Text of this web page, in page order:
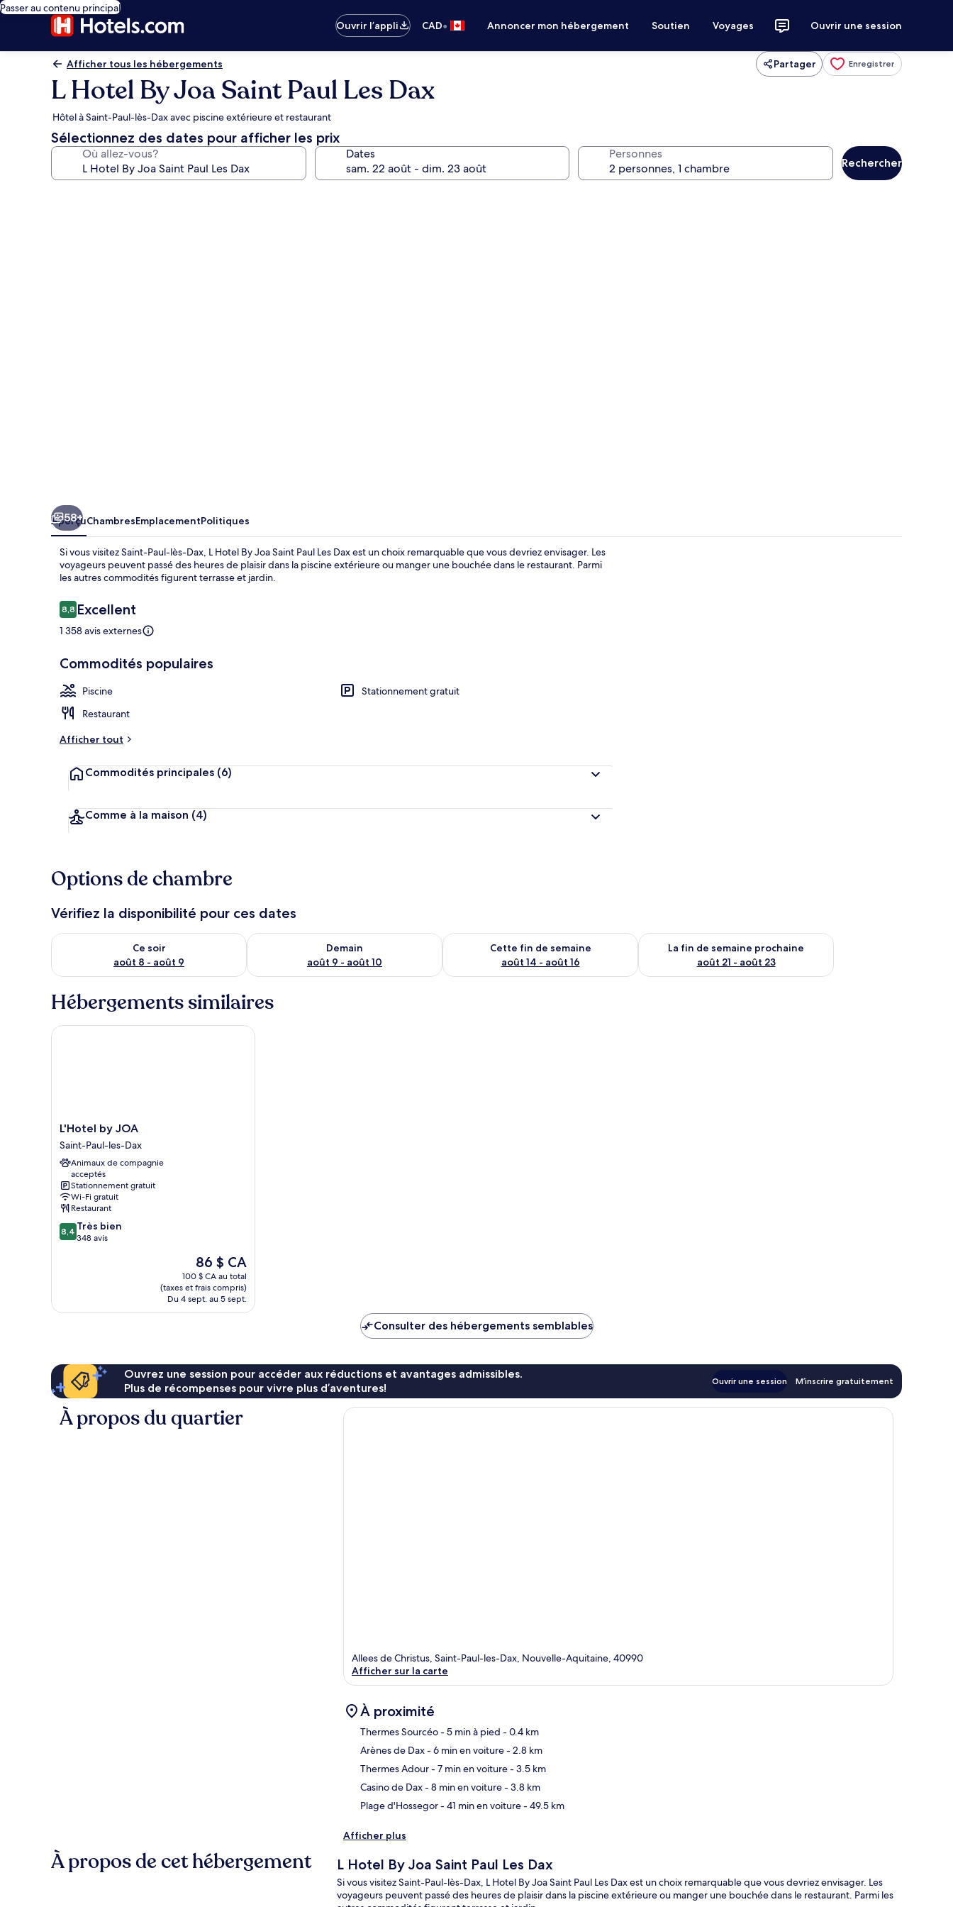
Passer au contenu principal
Ouvrir l’appli
CAD• Annoncer mon hébergement Soutien Voyages Ouvrir une session
Afficher tous les hébergements Partager Enregistrer
L Hotel By Joa Saint Paul Les Dax
Hôtel à Saint-Paul-lès-Dax avec piscine extérieure et restaurant
Sélectionnez des dates pour afficher les prix
Où allez-vous? Dates Personnes
Rechercher
58+
AperçuChambresEmplacementPolitiques
Si vous visitez Saint-Paul-lès-Dax, L Hotel By Joa Saint Paul Les Dax est un choix remarquable que vous devriez envisager. Les
voyageurs peuvent passé des heures de plaisir dans la piscine extérieure ou manger une bouchée dans le restaurant. Parmi
les autres commodités figurent terrasse et jardin.
Avis
8,88,8 sur 10 –
Excellent
1 358 avis externes
Commodités populaires
Piscine
Stationnement gratuit
Restaurant
Afficher tout
Commodités principales (6)
Comme à la maison (4)
Options de chambre
Vérifiez la disponibilité pour ces dates
Ce soir
août 8 - août 9
Vérifier la disponibilité pour ce soir août 8 - août 9
Demain
août 9 - août 10
Vérifier la disponibilité pour demain août 9 - août 10
Cette fin de semaine
août 14 - août 16
Vérifier la disponibilité pour cette fin de semaine août 14 - août 16
La fin de semaine prochaine
août 21 - août 23
Vérifier la disponibilité pour la fin de semaine prochaine août
Hébergements similaires
L'Hotel
by
JOA
Saint-
Paul-
les-
Dax
L'Hotel by JOA
Saint-Paul-les-Dax
Animaux de compagnie
acceptés
Stationnement gratuit
Wi-Fi gratuit
Restaurant
8.4
sur
8,4 Très bien
348 avis
Le
prix
est
de
86 $ CA
86 $ CA
100 $ CA au total
(taxes et frais compris)
Du 4 sept. au 5 sept.
L'Hotel by JOA
Consulter des hébergements semblables
Ouvrez une session pour accéder aux réductions et avantages admissibles.
Plus de récompenses pour vivre plus d’aventures!
Ouvrir une session M’inscrire gratuitement
À propos du quartier
Allees de Christus, Saint-Paul-les-Dax, Nouvelle-Aquitaine, 40990
Afficher sur la carte
À proximité
Thermes Sourcéo- 5 min à pied - 0.4 km
Arènes de Dax- 6 min en voiture- 2.8 km
Thermes Adour- 7 min en voiture- 3.5 km
Casino de Dax- 8 min en voiture- 3.8 km
Plage d'Hossegor- 41 min en voiture- 49.5 km
Afficher plus
À propos de cet hébergement L Hotel By Joa Saint Paul Les Dax
Si vous visitez Saint-Paul-lès-Dax, L Hotel By Joa Saint Paul Les Dax est un choix remarquable que vous devriez envisager. Les
voyageurs peuvent passé des heures de plaisir dans la piscine extérieure ou manger une bouchée dans le restaurant. Parmi les